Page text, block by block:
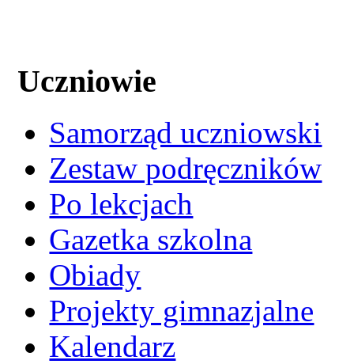
Uczniowie
Samorząd uczniowski
Zestaw podręczników
Po lekcjach
Gazetka szkolna
Obiady
Projekty gimnazjalne
Kalendarz